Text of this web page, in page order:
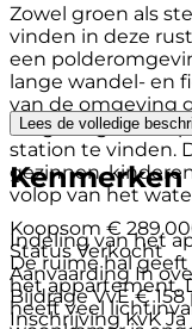
Zowel groen als
vinden in deze
een
lange wandel- en
van de omgeving
omgeving een
station te vinden.
gezinnen,
volop van het
Indeling van het
De ruime hal
het appartement.
heeft veel
Lees de volledige
Kenmerken
Koopsom €
Status Verkocht
Aanvaarding In
Bijdrage VvE € 158
Inschrijving KvK Ja